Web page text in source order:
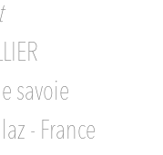
savoie
- France